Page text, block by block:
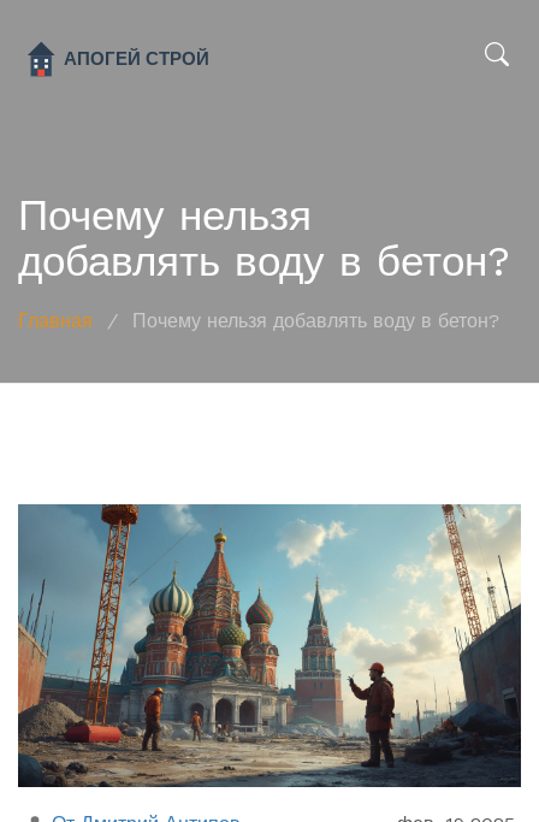
Почему нельзя
добавлять воду в бетон?
Главная / Почему нельзя добавлять воду в бетон?